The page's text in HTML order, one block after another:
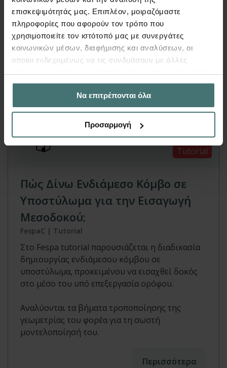
επισκεψιμότητάς μας. Επιπλέον, μοιραζόμαστε
πληροφορίες που αφορούν τον τρόπο που
χρησιμοποιείτε τον ιστότοπό μας με συνεργάτες
κοινωνικών μέσων, διαφήμισης και αναλύσεων, οι
οποίοι ενδεχομένως να τις συνδυάσουν με άλλες
έχουν συλλέξει σε σχέση με την από μέρους σας χρήση
των υπηρεσιών τους.Να επιτρέπονται όλα
Προσαρμογή
Tutorial
Πώς Δίνω Ενδιάμεσο Κόμβο σε
Υποστύλωμα για την Εισαγωγή
Μεσοδοκού;
FespaC | Tutorial
Στο Fespa tutorial παρουσιάζεται η διαδικασία
δημιουργίας ενδιάμεσου κόμβου σε
υποστύλωμα, προκειμένου να εισαχθεί δοκός
στο μέσο του υπό επεξεργασία ορόφου.
Αναλύονται τα βήματα τροποποίησης της
γεωμετρίας του φορέα για τη σωστή
μοντελοποίησή του.
Περισσότερα